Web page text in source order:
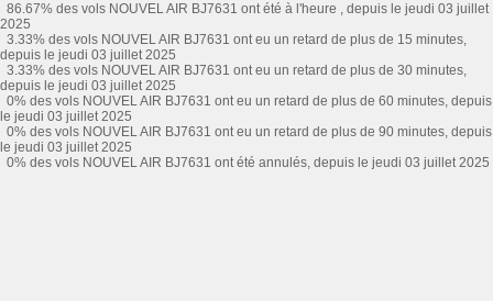
86.67% des vols NOUVEL AIR BJ7631 ont été à l'heure , depuis le jeudi 03 juillet
2025
3.33% des vols NOUVEL AIR BJ7631 ont eu un retard de plus de 15 minutes,
depuis le jeudi 03 juillet 2025
3.33% des vols NOUVEL AIR BJ7631 ont eu un retard de plus de 30 minutes,
depuis le jeudi 03 juillet 2025
0% des vols NOUVEL AIR BJ7631 ont eu un retard de plus de 60 minutes, depuis
le jeudi 03 juillet 2025
0% des vols NOUVEL AIR BJ7631 ont eu un retard de plus de 90 minutes, depuis
le jeudi 03 juillet 2025
0% des vols NOUVEL AIR BJ7631 ont été annulés, depuis le jeudi 03 juillet 2025